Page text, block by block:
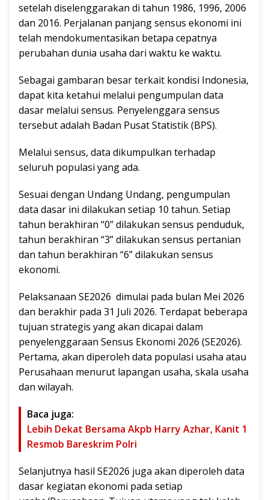
setelah diselenggarakan di tahun 1986, 1996, 2006
dan 2016. Perjalanan panjang sensus ekonomi ini
telah mendokumentasikan betapa cepatnya
perubahan dunia usaha dari waktu ke waktu.
Sebagai gambaran besar terkait kondisi Indonesia,
dapat kita ketahui melalui pengumpulan data
dasar melalui sensus. Penyelenggara sensus
tersebut adalah Badan Pusat Statistik (BPS).
Melalui sensus, data dikumpulkan terhadap
seluruh populasi yang ada.
Sesuai dengan Undang Undang, pengumpulan
data dasar ini dilakukan setiap 10 tahun. Setiap
tahun berakhiran “0” dilakukan sensus penduduk,
tahun berakhiran “3” dilakukan sensus pertanian
dan tahun berakhiran “6” dilakukan sensus
ekonomi.
Pelaksanaan SE2026 dimulai pada bulan Mei 2026
dan berakhir pada 31 Juli 2026. Terdapat beberapa
tujuan strategis yang akan dicapai dalam
penyelenggaraan Sensus Ekonomi 2026 (SE2026).
Pertama, akan diperoleh data populasi usaha atau
Perusahaan menurut lapangan usaha, skala usaha
dan wilayah.
Baca juga:
Lebih Dekat Bersama Akpb Harry Azhar, Kanit 1
Resmob Bareskrim Polri
Selanjutnya hasil SE2026 juga akan diperoleh data
dasar kegiatan ekonomi pada setiap